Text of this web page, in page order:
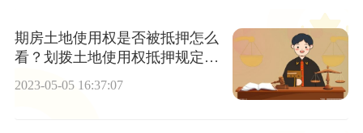
期房土地使用权是否被抵押怎么
看？划拨土地使用权抵押规定是
2023-05-05 16:37:07